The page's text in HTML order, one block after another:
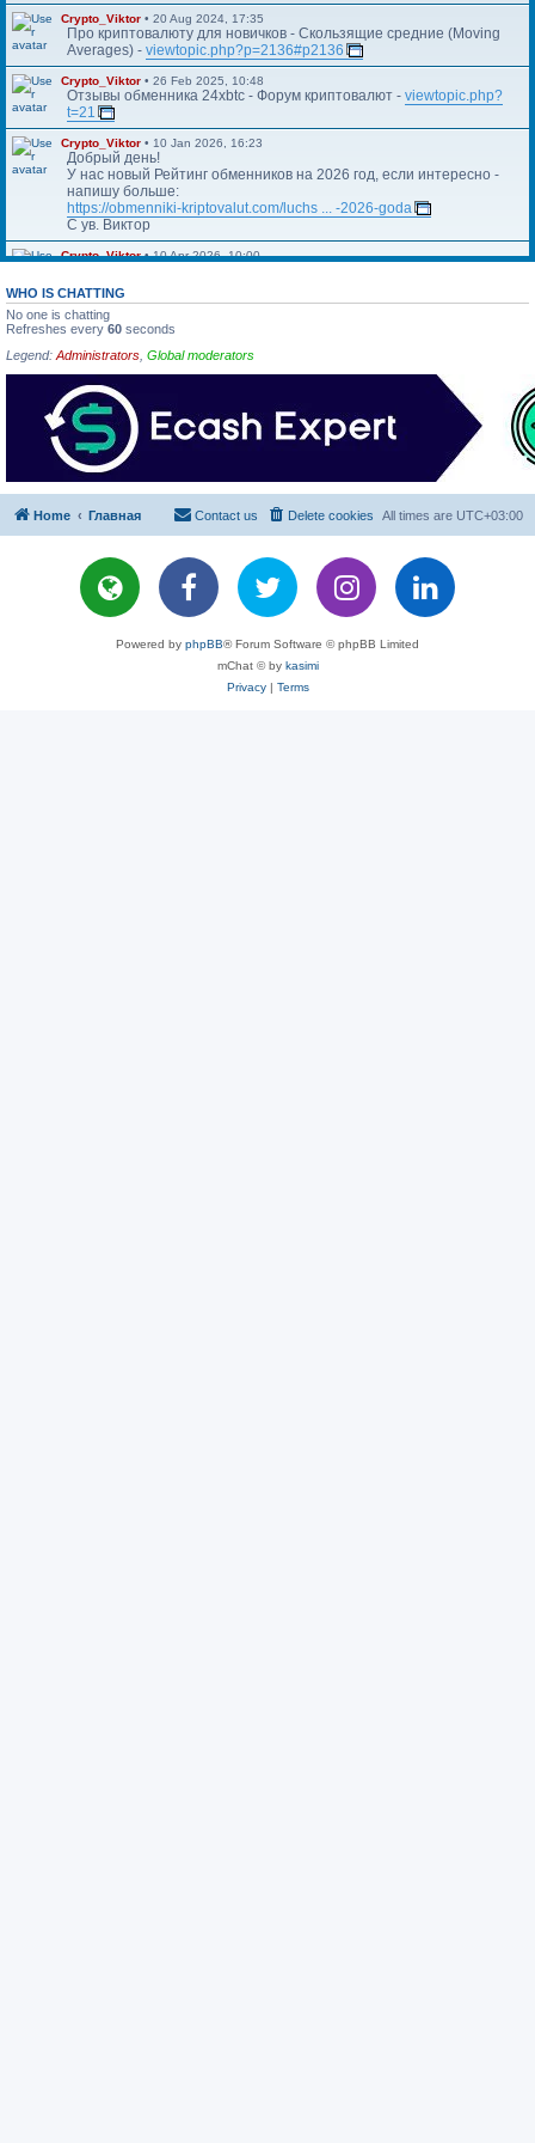
Crypto_Viktor • 20 Aug 2024, 17:35
Про криптовалюту для новичков - Скользящие средние (Moving
Averages) - viewtopic.php?p=2136#p2136
Crypto_Viktor • 26 Feb 2025, 10:48
Отзывы обменника 24xbtc - Форум криптовалют - viewtopic.php?
t=21
Crypto_Viktor • 10 Jan 2026, 16:23
Добрый день!
У нас новый Рейтинг обменников на 2026 год, если интересно -
напишу больше:
https://obmenniki-kriptovalut.com/luchs ... -2026-goda
С ув. Виктор
Crypto_Viktor•10 Apr 2026, 10:00
WHO IS CHATTING
No one is chatting
Refreshes every 60 seconds
Legend: Administrators Global moderators
Home Главная All times are UTC+03:00
Delete cookies
Contact us
Powered by phpBB® Forum Software © phpBB Limited
mChat © by kasimi
Privacy| Terms